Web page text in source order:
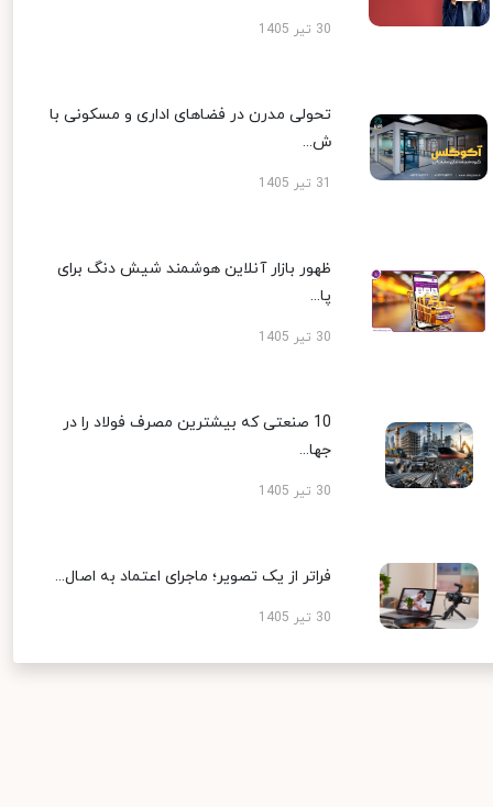
30 تیر 1405
تحولی مدرن در فضاهای اداری و مسکونی با
ش...
ظهور بازار آنلاین هوشمند شیش دنگ برای
پا...
30 تیر 1405
10 صنعتی که بیشترین مصرف فولاد را در
جها...
30 تیر 1405
فراتر از یک تصویر؛ ماجرای اعتماد به اصال...
30 تیر 1405